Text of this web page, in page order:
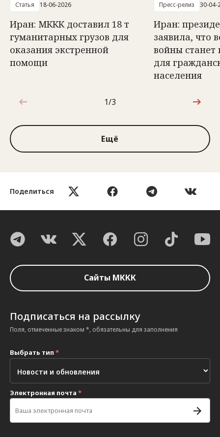
Поделиться
Статья 18-06-2026
Иран: МККК доставил 18 т
гуманитарных грузов для
оказания экстренной
помощи
Пресс-релиз 30-04-
Иран:
заявила, что
войны станет
для
населения
1 из 3
1/3
Ещё
Сайты МККК
Подписаться на рассылку
Поля, отмеченные знаком *, обязательны для заполнения
Выбрать тип *
Электронная почта *